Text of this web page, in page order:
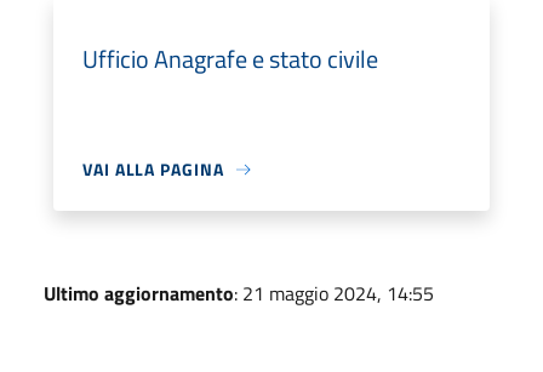
Ufficio Anagrafe e stato civile
VAI ALLA PAGINA
Ultimo aggiornamento: 21 maggio 2024, 14:55